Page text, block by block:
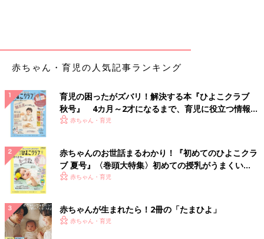
赤ちゃん・育児の人気記事ランキング
育児の困ったがズバリ！解決する本『ひよこクラブ
秋号』 4カ月～2才になるまで、育児に役立つ情報が
いっぱい！
赤ちゃん・育児
赤ちゃんのお世話まるわかり！『初めてのひよこクラ
ブ 夏号』〈巻頭大特集〉初めての授乳がうまくい
く！ おっぱい・ミルクの基本と夏のトラブル 解決テ
赤ちゃん・育児
赤ちゃんが生まれたら！2冊の「たまひよ」
赤ちゃん・育児